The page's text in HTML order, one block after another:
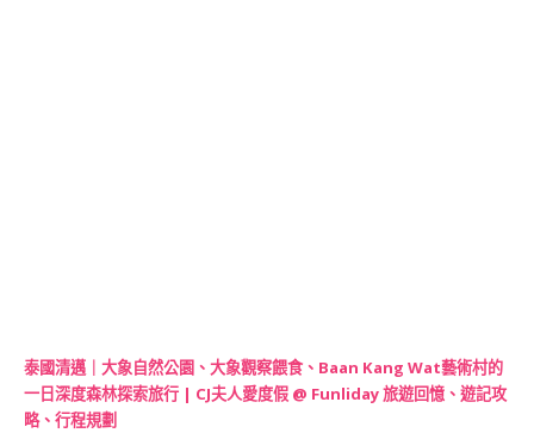
泰國清邁｜大象自然公園、大象觀察餵食、Baan Kang Wat藝術村的
一日深度森林探索旅行 | CJ夫人愛度假 @ Funliday 旅遊回憶、遊記攻
略、行程規劃